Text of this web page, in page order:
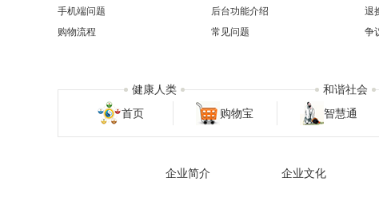
手机端问题
购物流程
后台功能介绍
常见问题
退
争
首页 购物宝 智慧通
健康人类 和谐社会
企业简介 企业文化